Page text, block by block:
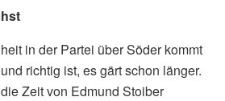
in der Partei über Söder kommt
richtig ist, es gärt schon länger.
Zeit von Edmund Stoiber